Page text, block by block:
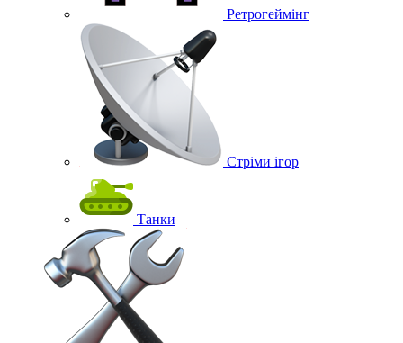
Ретрогеймінг
Стріми ігор
Танки